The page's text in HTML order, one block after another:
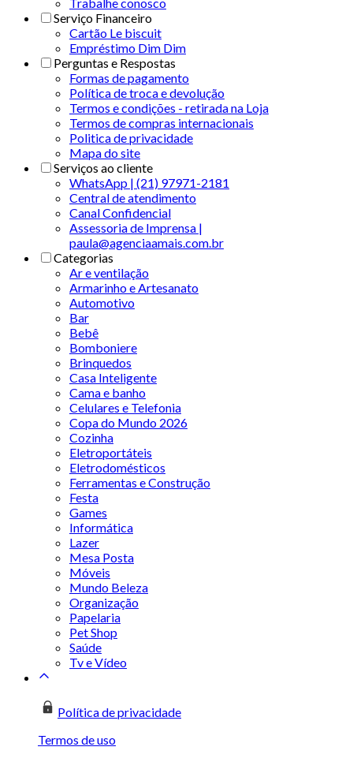
Serviço Financeiro
Cartão Le biscuit
Empréstimo Dim Dim
Perguntas e Respostas
Formas de pagamento
Política de troca e devolução
Termos e condições - retirada na Loja
Termos de compras internacionais
Politica de privacidade
Mapa do site
Serviços ao cliente
WhatsApp | (21) 97971-2181
Central de atendimento
Canal Confidencial
Assessoria de Imprensa |
paula@agenciaamais.com.br
Categorias
Ar e ventilação
Armarinho e Artesanato
Automotivo
Bar
Bebê
Bomboniere
Brinquedos
Casa Inteligente
Cama e banho
Celulares e Telefonia
Copa do Mundo 2026
Cozinha
Eletroportáteis
Eletrodomésticos
Ferramentas e Construção
Festa
Games
Informática
Lazer
Mesa Posta
Móveis
Mundo Beleza
Organização
Papelaria
Pet Shop
Saúde
Tv e Vídeo
Política de privacidade
Termos de uso